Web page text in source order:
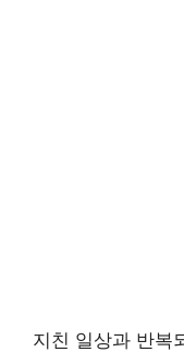
지친 일상과 반복